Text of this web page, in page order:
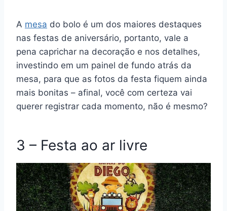
A mesa do bolo é um dos maiores destaques
nas festas de aniversário, portanto, vale a
pena caprichar na decoração e nos detalhes,
investindo em um painel de fundo atrás da
mesa, para que as fotos da festa fiquem ainda
mais bonitas – afinal, você com certeza vai
querer registrar cada momento, não é mesmo?
3 – Festa ao ar livre